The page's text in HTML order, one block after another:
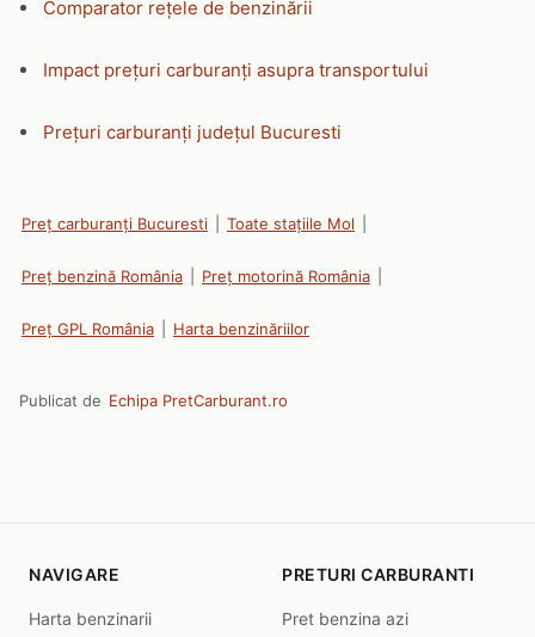
Comparator rețele de benzinării
Impact prețuri carburanți asupra transportului
Prețuri carburanți județul Bucuresti
Preț carburanți Bucuresti Toate stațiile Mol
Preț benzină România Preț motorină România
Preț GPL România Harta benzinăriilor
Publicat de Echipa PretCarburant.ro
NAVIGARE
Harta benzinarii
PRETURI CARBURANTI
Pret benzina azi